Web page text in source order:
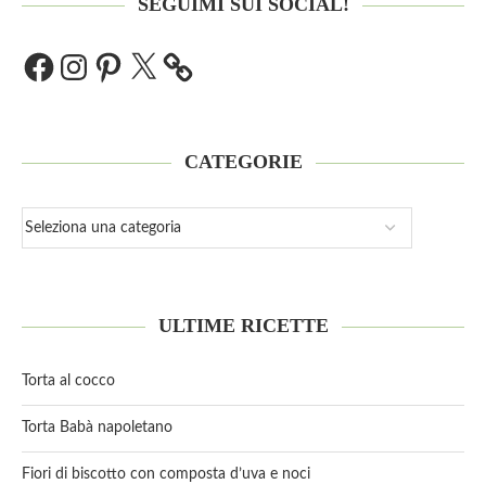
SEGUIMI SUI SOCIAL!
CATEGORIE
ULTIME RICETTE
Torta al cocco
Torta Babà napoletano
Fiori di biscotto con composta d’uva e noci